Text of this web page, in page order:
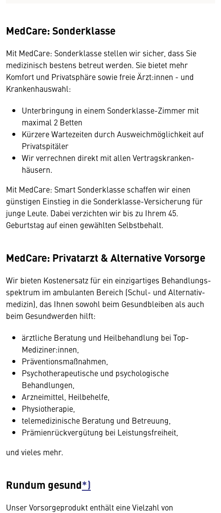
MedCare: Sonderklasse
Mit MedCare: Sonderklasse stellen wir sicher, dass Sie
medizinisch bestens betreut werden. Sie bietet mehr
Komfort und Privatsphäre sowie freie Ärzt:innen - und
Krankenhauswahl:
Unterbringung in einem Sonderklasse-Zimmer mit
maximal 2 Betten
Kürzere Wartezeiten durch Ausweichmöglichkeit auf
Privatspitäler
Wir verrechnen direkt mit allen Vertragskranken­
häusern.
Mit MedCare: Smart Sonderklasse schaffen wir einen
günstigen Einstieg in die Sonderklasse­-Versicherung für
junge Leute. Dabei verzichten wir bis zu Ihrem 45.
Geburtstag auf einen gewählten Selbstbehalt.
MedCare: Privatarzt & Alternative Vorsorge
Wir bieten Kostenersatz für ein einzigartiges Behandlungs­
spektrum im ambulanten Bereich (Schul- und Alternativ­
medizin), das Ihnen sowohl beim Gesundbleiben als auch
beim Gesundwerden hilft:
ärztliche Beratung und Heilbehandlung bei Top-
Mediziner:innen,
Präventionsmaßnahmen,
Psychotherapeutische und psychologische
Behandlungen,
Arzneimittel, Heilbehelfe,
Physiotherapie,
telemedizinische Beratung und Betreuung,
Prämienrückvergütung bei Leistungsfreiheit,
und vieles mehr.
Rundum gesund*)
Unser Vorsorgeprodukt enthält eine Vielzahl von